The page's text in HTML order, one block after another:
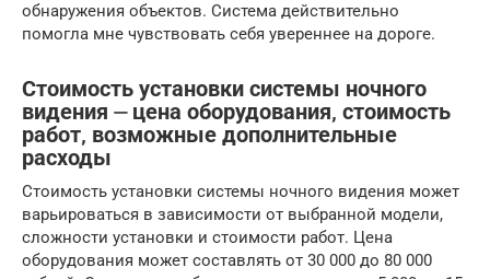
обнаружения объектов. Система действительно
помогла мне чувствовать себя увереннее на дороге.
Стоимость установки системы ночного
видения ⏤ цена оборудования‚ стоимость
работ‚ возможные дополнительные
расходы
Стоимость установки системы ночного видения может
варьироваться в зависимости от выбранной модели,
сложности установки и стоимости работ. Цена
оборудования может составлять от 30 000 до 80 000